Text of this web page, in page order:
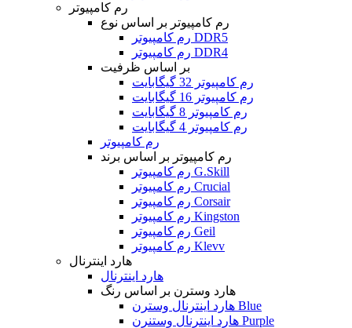
رم کامپیوتر
رم کامپیوتر بر اساس نوع
رم کامپیوتر DDR5
رم کامپیوتر DDR4
بر اساس ظرفیت
رم کامپیوتر 32 گیگابایت
رم کامپیوتر 16 گیگابایت
رم کامپیوتر 8 گیگابایت
رم کامپیوتر 4 گیگابایت
رم کامپیوتر
رم کامپیوتر بر اساس برند
رم کامپیوتر G.Skill
رم کامپیوتر Crucial
رم کامپیوتر Corsair
رم کامپیوتر Kingston
رم کامپیوتر Geil
رم کامپیوتر Klevv
هارد اینترنال
هارد اینترنال
هارد وسترن بر اساس رنگ
هارد اینترنال وسترن Blue
هارد اینترنال وستنرن Purple